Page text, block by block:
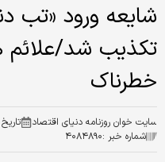
شایعه ورود «تب‌
تکذیب شد/
خطرناک
سایت خوان روزنامه دنیای اقتصاد
شماره خبر :۴۰۸۴۸۹۰